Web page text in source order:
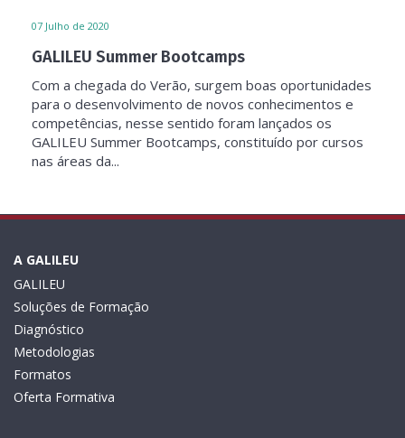
07 Julho de 2020
GALILEU Summer Bootcamps
Com a chegada do Verão, surgem boas oportunidades
para o desenvolvimento de novos conhecimentos e
competências, nesse sentido foram lançados os
GALILEU Summer Bootcamps, constituído por cursos
nas áreas da...
A GALILEU
GALILEU
Soluções de Formação
Diagnóstico
Metodologias
Formatos
Oferta Formativa